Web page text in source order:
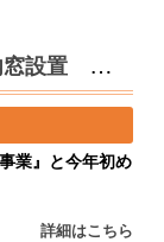
埼玉県白岡市 断熱効果のＹＫＫ内窓設置 『先進リノベ』『埼玉県断熱リフォーム』
業』と今年初め
詳細はこちら